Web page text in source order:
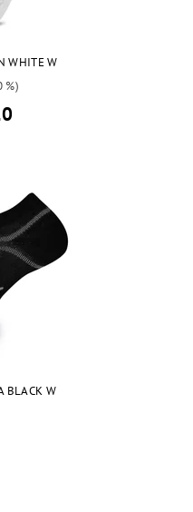
WHITE W
%)
BLACK W